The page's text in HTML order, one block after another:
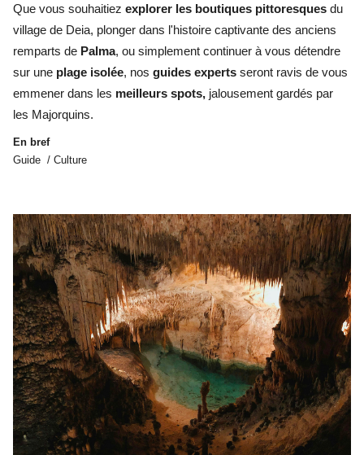
Que vous souhaitiez explorer les boutiques pittoresques du
village de Deia, plonger dans l'histoire captivante des anciens
remparts de Palma, ou simplement continuer à vous détendre
sur une plage isolée, nos guides experts seront ravis de vous
emmener dans les meilleurs spots, jalousement gardés par
les Majorquins.
En bref
Guide / Culture